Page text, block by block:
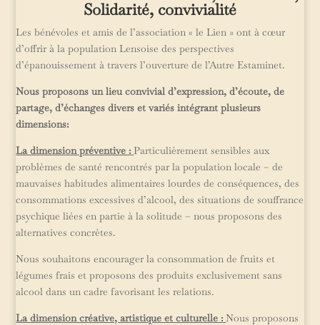
Solidarité, convivialité
Les bénévoles et amis de l’association « le Lien » ont à cœur
d’offrir à la population Lensoise des perspectives
d’épanouissement à travers l’ouverture de l’Autre Estaminet.
Nous proposons un lieu convivial d’expression, d’écoute, de
partage, d’échanges divers et variés intégrant plusieurs
dimensions:
La dimension préventive : Particulièrement sensibles aux
problèmes de santé rencontrés par la population locale – de
mauvaises habitudes alimentaires lourdes de conséquences, des
consommations excessives d’alcool, des situations de souffrance
psychique liées en partie à la solitude – nous proposons des
alternatives concrètes.
Nous souhaitons encourager la consommation de fruits et
légumes frais et proposons des produits exclusivement sans
alcool dans un cadre favorisant les relations.
La dimension créative, artistique et culturelle : Nous proposons